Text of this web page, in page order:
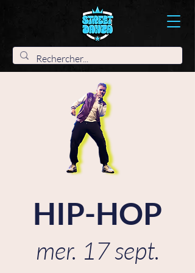
HIP-HOP
mer. 17 sept.